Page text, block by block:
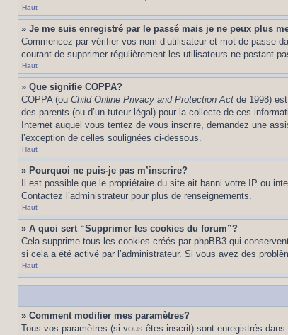
Haut
» Je me suis enregistré par le passé mais je ne peux plus
Commencez par vérifier vos nom d’utilisateur et mot de passe
courant de supprimer régulièrement les utilisateurs ne postant
Haut
» Que signifie COPPA?
COPPA (ou Child Online Privacy and Protection Act de 1998)
des parents (ou d’un tuteur légal) pour la collecte de ces
Internet auquel vous tentez de vous inscrire, demandez une
l’exception de celles soulignées ci-dessous.
Haut
» Pourquoi ne puis-je pas m’inscrire?
Il est possible que le propriétaire du site ait banni votre IP ou
Contactez l’administrateur pour plus de renseignements.
Haut
» A quoi sert “Supprimer les cookies du forum”?
Cela supprime tous les cookies créés par phpBB3 qui
si cela a été activé par l’administrateur. Si vous avez des
Haut
» Comment modifier mes paramètres?
Tous vos paramètres (si vous êtes inscrit) sont enregistrés